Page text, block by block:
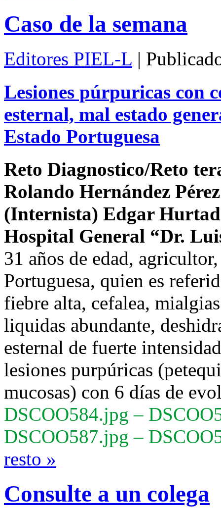
Caso de la semana
Editores PIEL-L |
Lesiones púrpuricas con
esternal, mal estado
Estado Portuguesa
Reto Diagnostico/Reto
Rolando Hernández
(Internista) Edgar
Hospital General “Dr.
31 años de edad,
Portuguesa, quien es
fiebre alta, cefalea,
liquidas abundante,
esternal de fuerte
lesiones purpúricas
mucosas) con 6 días de
DSCOO584.jpg –
DSCOO587.jpg –
resto »
Consulte a un colega